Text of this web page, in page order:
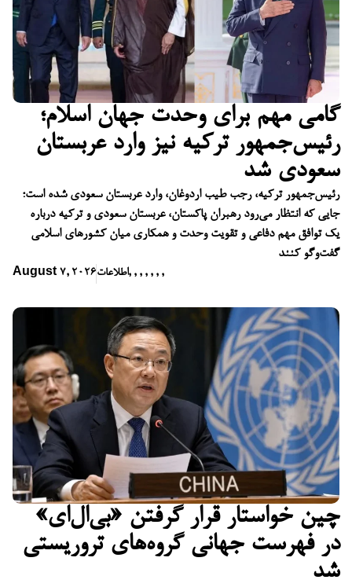
گامی مهم برای وحدت جهان اسلام؛
رئیس‌جمهور ترکیه نیز وارد عربستان
سعودی شد
رئیس‌جمهور ترکیه، رجب طیب اردوغان، وارد عربستان سعودی شده است؛
جایی که انتظار می‌رود رهبران پاکستان، عربستان سعودی و ترکیه درباره
یک توافق مهم دفاعی و تقویت وحدت و همکاری میان کشورهای اسلامی
گفت‌وگو کنند
August 7, 2026اطلاعات, , , , , , ,
چین خواستار قرار گرفتن «بی‌ال‌ای»
در فهرست جهانی گروه‌های تروریستی
شد